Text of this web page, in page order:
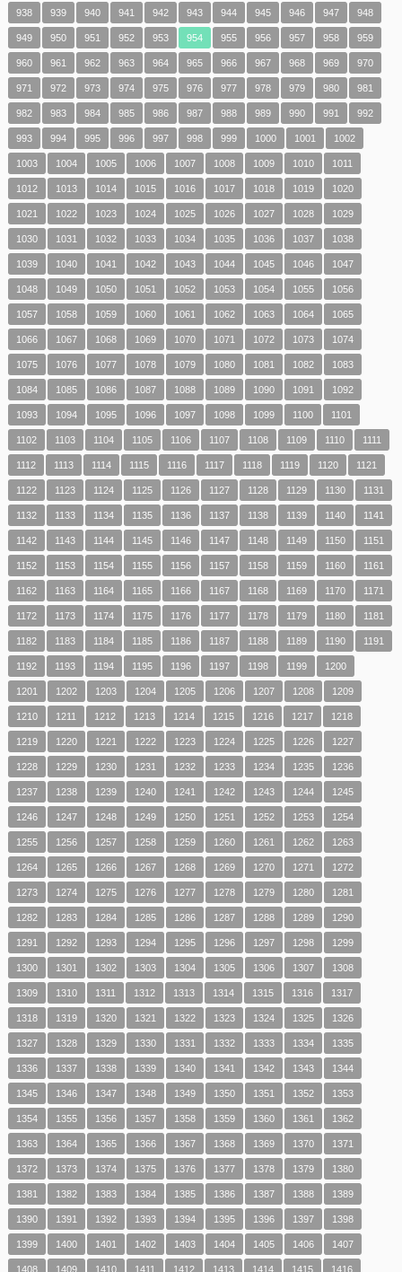
938 939 940 941 942 943 944 945 946 947 948
949 950 951 952 953 954 955 956 957 958 959
960 961 962 963 964 965 966 967 968 969 970
971 972 973 974 975 976 977 978 979 980 981
982 983 984 985 986 987 988 989 990 991 992
993 994 995 996 997 998 999 1000 1001 1002
1003 1004 1005 1006 1007 1008 1009 1010 1011
1012 1013 1014 1015 1016 1017 1018 1019 1020
1021 1022 1023 1024 1025 1026 1027 1028 1029
1030 1031 1032 1033 1034 1035 1036 1037 1038
1039 1040 1041 1042 1043 1044 1045 1046 1047
1048 1049 1050 1051 1052 1053 1054 1055 1056
1057 1058 1059 1060 1061 1062 1063 1064 1065
1066 1067 1068 1069 1070 1071 1072 1073 1074
1075 1076 1077 1078 1079 1080 1081 1082 1083
1084 1085 1086 1087 1088 1089 1090 1091 1092
1093 1094 1095 1096 1097 1098 1099 1100 1101
1102 1103 1104 1105 1106 1107 1108 1109 1110 1111
1112 1113 1114 1115 1116 1117 1118 1119 1120 1121
1122 1123 1124 1125 1126 1127 1128 1129 1130 1131
1132 1133 1134 1135 1136 1137 1138 1139 1140 1141
1142 1143 1144 1145 1146 1147 1148 1149 1150 1151
1152 1153 1154 1155 1156 1157 1158 1159 1160 1161
1162 1163 1164 1165 1166 1167 1168 1169 1170 1171
1172 1173 1174 1175 1176 1177 1178 1179 1180 1181
1182 1183 1184 1185 1186 1187 1188 1189 1190 1191
1192 1193 1194 1195 1196 1197 1198 1199 1200
1201 1202 1203 1204 1205 1206 1207 1208 1209
1210 1211 1212 1213 1214 1215 1216 1217 1218
1219 1220 1221 1222 1223 1224 1225 1226 1227
1228 1229 1230 1231 1232 1233 1234 1235 1236
1237 1238 1239 1240 1241 1242 1243 1244 1245
1246 1247 1248 1249 1250 1251 1252 1253 1254
1255 1256 1257 1258 1259 1260 1261 1262 1263
1264 1265 1266 1267 1268 1269 1270 1271 1272
1273 1274 1275 1276 1277 1278 1279 1280 1281
1282 1283 1284 1285 1286 1287 1288 1289 1290
1291 1292 1293 1294 1295 1296 1297 1298 1299
1300 1301 1302 1303 1304 1305 1306 1307 1308
1309 1310 1311 1312 1313 1314 1315 1316 1317
1318 1319 1320 1321 1322 1323 1324 1325 1326
1327 1328 1329 1330 1331 1332 1333 1334 1335
1336 1337 1338 1339 1340 1341 1342 1343 1344
1345 1346 1347 1348 1349 1350 1351 1352 1353
1354 1355 1356 1357 1358 1359 1360 1361 1362
1363 1364 1365 1366 1367 1368 1369 1370 1371
1372 1373 1374 1375 1376 1377 1378 1379 1380
1381 1382 1383 1384 1385 1386 1387 1388 1389
1390 1391 1392 1393 1394 1395 1396 1397 1398
1399 1400 1401 1402 1403 1404 1405 1406 1407
1408 1409 1410 1411 1412 1413 1414 1415 1416